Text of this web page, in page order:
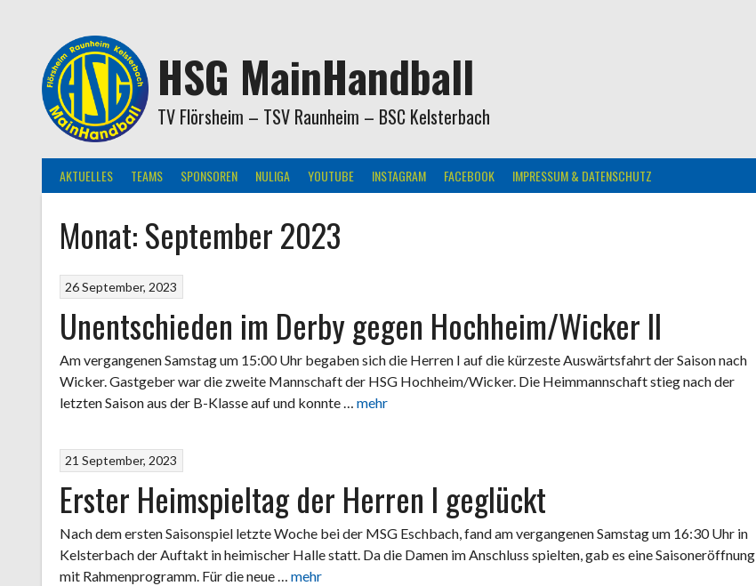
HSG MainHandball
TV Flörsheim – TSV Raunheim – BSC Kelsterbach
AKTUELLES TEAMS SPONSOREN NULIGA YOUTUBE INSTAGRAM FACEBOOK IMPRESSUM & DATENSCHUTZ
Monat:September 2023
26 September, 2023
Unentschieden im Derby gegen Hochheim/Wicker II
Am vergangenen Samstag um 15:00 Uhr begaben sich die Herren I auf die kürzeste Auswärtsfahrt der Saison nach
Wicker. Gastgeber war die zweite Mannschaft der HSG Hochheim/Wicker. Die Heimmannschaft stieg nach der
letzten Saison aus der B-Klasse auf und konnte … mehr
21 September, 2023
Erster Heimspieltag der Herren I geglückt
Nach dem ersten Saisonspiel letzte Woche bei der MSG Eschbach, fand am vergangenen Samstag um 16:30 Uhr in
Kelsterbach der Auftakt in heimischer Halle statt. Da die Damen im Anschluss spielten, gab es eine Saisoneröffnung
mit Rahmenprogramm. Für die neue … mehr